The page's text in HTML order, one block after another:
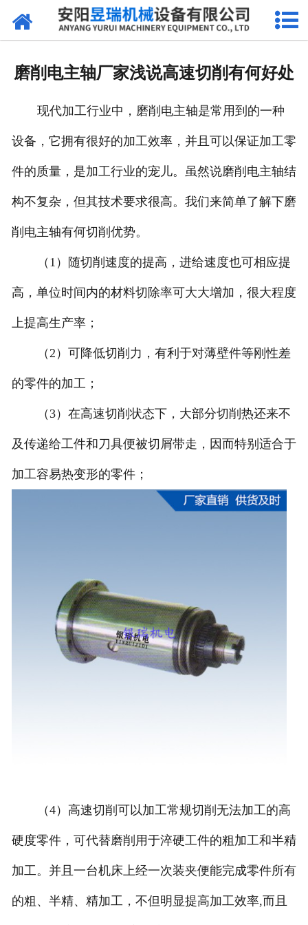
网站首页
联系我们
磨削电主轴厂家浅说高速切削有何好处
现代加工行业中，磨削电主轴是常用到的一种
设备，它拥有很好的加工效率，并且可以保证加工零
件的质量，是加工行业的宠儿。虽然说磨削电主轴结
构不复杂，但其技术要求很高。我们来简单了解下磨
削电主轴有何切削优势。
（1）随切削速度的提高，进给速度也可相应提
高，单位时间内的材料切除率可大大增加，很大程度
上提高生产率；
（2）可降低切削力，有利于对薄壁件等刚性差
的零件的加工；
（3）在高速切削状态下，大部分切削热还来不
及传递给工件和刀具便被切屑带走，因而特别适合于
加工容易热变形的零件；
（4）高速切削可以加工常规切削无法加工的高
硬度零件，可代替磨削用于淬硬工件的粗加工和半精
加工。并且一台机床上经一次装夹便能完成零件所有
的粗、半精、精加工，不但明显提高加工效率,而且